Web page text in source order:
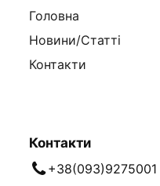
Головна
Новини/Статті
Контакти
Контакти
+38(093)9275001